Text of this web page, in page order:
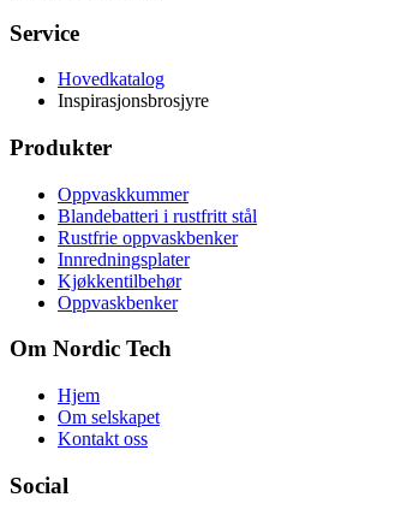
Service
Hovedkatalog
Inspirasjonsbrosjyre
Produkter
Oppvaskkummer
Blandebatteri i rustfritt stål
Rustfrie oppvaskbenker
Innredningsplater
Kjøkkentilbehør
Oppvaskbenker
Om Nordic Tech
Hjem
Om selskapet
Kontakt oss
Social